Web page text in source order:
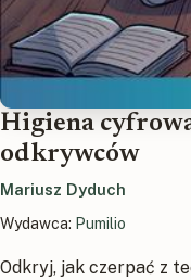
Higiena
odkrywców
Mariusz Dyduch
Wydawca: Pumilio
Odkryj, jak czerpać z